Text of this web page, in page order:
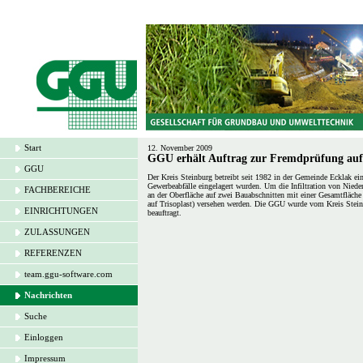
Start
GGU
FACHBEREICHE
EINRICHTUNGEN
ZULASSUNGEN
REFERENZEN
team.ggu-software.com
Nachrichten
Suche
Einloggen
Impressum
12. November 2009
GGU erhält Auftrag zur Fremdprüfung
Der Kreis Steinburg betreibt seit 1982 in der Gemeinde Ecklak
Gewerbeabfälle eingelagert wurden. Um die Infiltration von
an der Oberfläche auf zwei Bauabschnitten mit einer
auf Trisoplast) versehen werden. Die GGU wurde vom Kreis
beauftragt.